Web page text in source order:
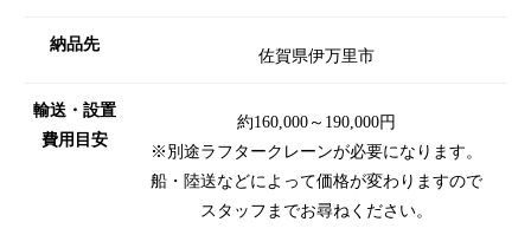
納品先
佐賀県伊万里市
輸送・設置
費用目安
約160,000～190,000円
※別途ラフタークレーンが必要になります。
船・陸送などによって価格が変わりますので
スタッフまでお尋ねください。